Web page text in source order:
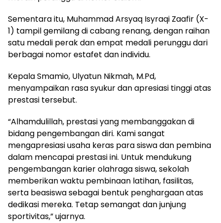
Sementara itu, Muhammad Arsyaq Isyraqi Zaafir (X-
1) tampil gemilang di cabang renang, dengan raihan
satu medali perak dan empat medali perunggu dari
berbagai nomor estafet dan individu.
Kepala Smamio, Ulyatun Nikmah, M.Pd,
menyampaikan rasa syukur dan apresiasi tinggi atas
prestasi tersebut.
“Alhamdulillah, prestasi yang membanggakan di
bidang pengembangan diri. Kami sangat
mengapresiasi usaha keras para siswa dan pembina
dalam mencapai prestasi ini. Untuk mendukung
pengembangan karier olahraga siswa, sekolah
memberikan waktu pembinaan latihan, fasilitas,
serta beasiswa sebagai bentuk penghargaan atas
dedikasi mereka. Tetap semangat dan junjung
sportivitas,” ujarnya.